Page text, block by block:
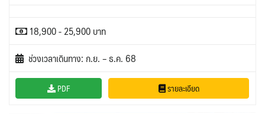
18,900 - 25,900 บาท
ช่วงเวลาเดินทาง: ก.ย. – ธ.ค. 68
PDF รายละเอียด